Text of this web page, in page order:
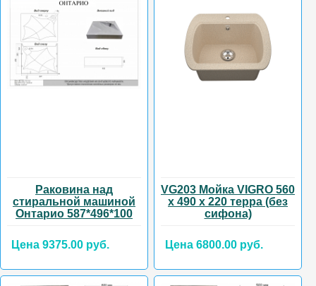
Раковина над
стиральной машиной
Онтарио 587*496*100
Цена 9375.00 руб.
VG203 Мойка VIGRO 560
х 490 х 220 терра (без
сифона)
Цена 6800.00 руб.